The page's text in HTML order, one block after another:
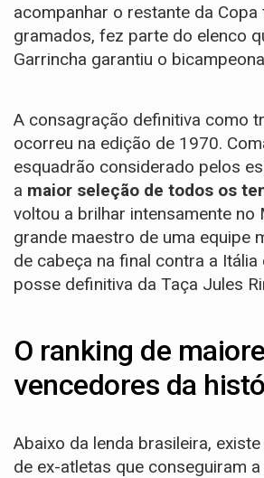
acompanhar o restante da
gramados, fez parte do elenco
Garrincha garantiu o
A consagração definitiva como
ocorreu na edição de 1970.
esquadrão considerado pelos
a maior seleção de todos os
voltou a brilhar intensamente no
grande maestro de uma equipe
de cabeça na final contra a Itália
posse definitiva da Taça Jules
O ranking de
vencedores da
Abaixo da lenda brasileira,
de ex-atletas que conseguiram a